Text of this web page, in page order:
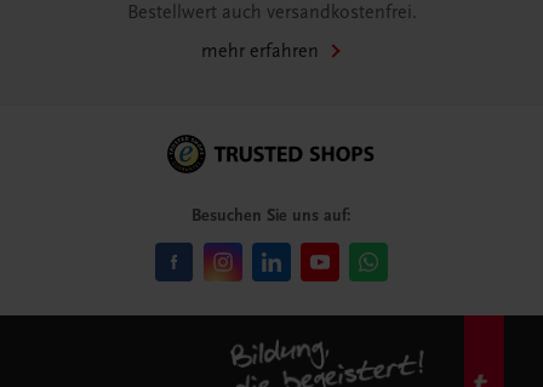
Bestellwert auch versandkostenfrei.
mehr erfahren
Besuchen Sie uns auf: